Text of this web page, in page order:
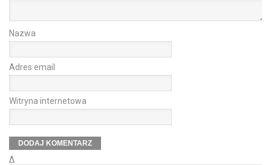
Nazwa
Adres email
Witryna internetowa
Δ